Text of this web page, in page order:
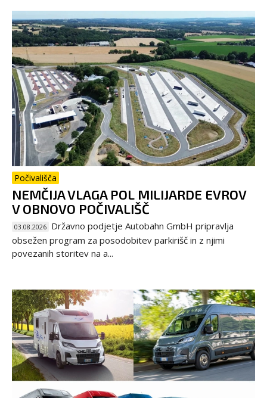
Počivališča
NEMČIJA VLAGA POL MILIJARDE EVROV
V OBNOVO POČIVALIŠČ
03.08.2026 Državno podjetje Autobahn GmbH pripravlja
obsežen program za posodobitev parkirišč in z njimi
povezanih storitev na a...